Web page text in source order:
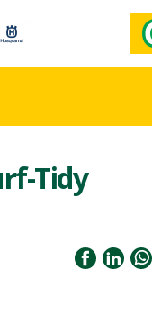
Tidy